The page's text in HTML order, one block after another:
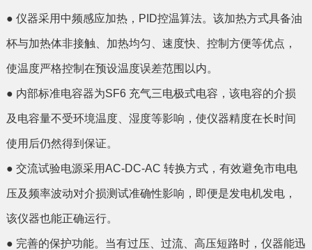
● 仪器采用中频感应加热，PID控温算法。该加热方式具备油
杯与加热体非接触、加热均匀、速度快、控制方便等优点，
使温度严格控制在预设温度误差范围以内。
● 内部标准电容器为SF6 充气三电极式电容，该电容的介损
及电容量不受环境温度、湿度等影响，使仪器精度在长时间
使用后仍然得到保证。
● 交流试验电源采用AC-DC-AC 转换方式，有效避免市电电
压及频率波动对介损测试准确性影响，即便是发电机发电，
该仪器也能正确运行。
● 完善的保护功能。当有过压、过流、高压短路时，仪器能迅